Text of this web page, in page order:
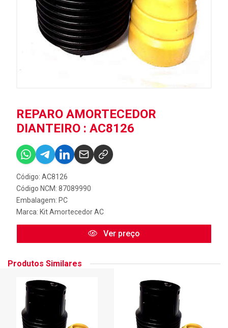
REPARO AMORTECEDOR
DIANTEIRO : AC8126
Código: AC8126
Código NCM: 87089990
Embalagem: PC
Marca: Kit Amortecedor AC
Ver preço
Produtos Similares